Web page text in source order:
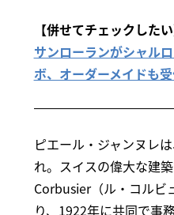
【併せてチェックしたい
サンローランがシャル
ボ、オーダーメイドも
ピエール・ジャンヌレ
れ。スイスの偉大な建
Corbusier（ル・コルビ
り、1922年に共同で事